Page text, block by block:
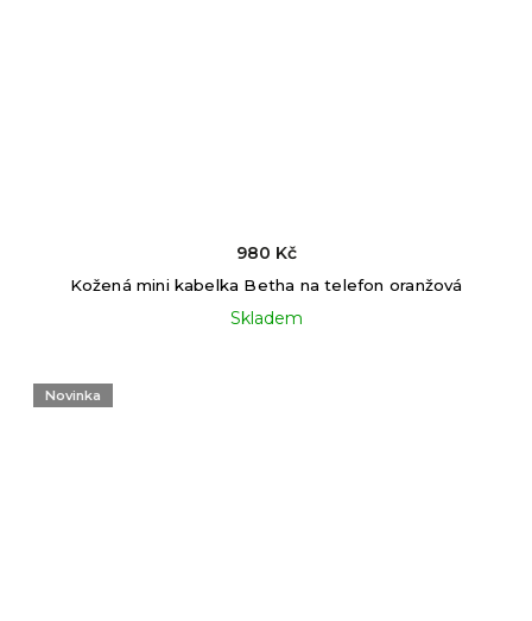
Kožená mini kabelka Betha na telefon oranžová
Skladem
980 Kč
Novinka